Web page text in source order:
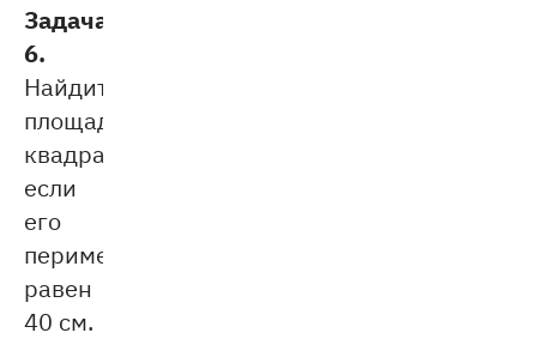
Задача
6.
Найдите
площадь
квaдрата,
если
его
периметр
равен
40 см.